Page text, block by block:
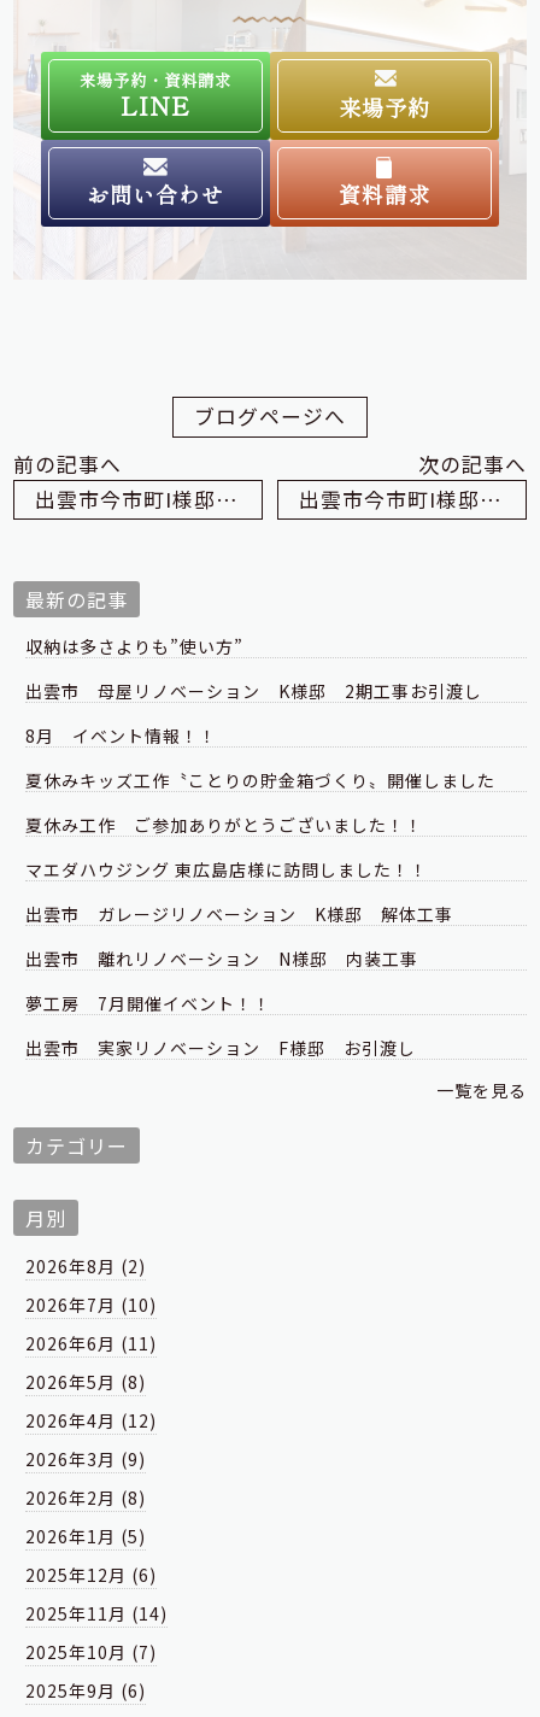
来場予約・資料請求
LINE 来場予約
お問い合わせ 資料請求
ブログページへ
前の記事へ
出雲市今市町I様邸 安全祈願祭（出雲市 夢工房）
次の記事へ
出雲市今市町I様邸 地盤調査（出雲市 夢工房）
最新の記事
収納は多さよりも”使い方”
出雲市 母屋リノベーション K様邸 2期工事お引渡し
8月 イベント情報！！
夏休みキッズ工作〝ことりの貯金箱づくり〟開催しました
夏休み工作 ご参加ありがとうございました！！
マエダハウジング 東広島店様に訪問しました！！
出雲市 ガレージリノベーション K様邸 解体工事
出雲市 離れリノベーション N様邸 内装工事
夢工房 7月開催イベント！！
出雲市 実家リノベーション F様邸 お引渡し
一覧を見る
カテゴリー
月別
2026年8月 (2)
2026年7月 (10)
2026年6月 (11)
2026年5月 (8)
2026年4月 (12)
2026年3月 (9)
2026年2月 (8)
2026年1月 (5)
2025年12月 (6)
2025年11月 (14)
2025年10月 (7)
2025年9月 (6)